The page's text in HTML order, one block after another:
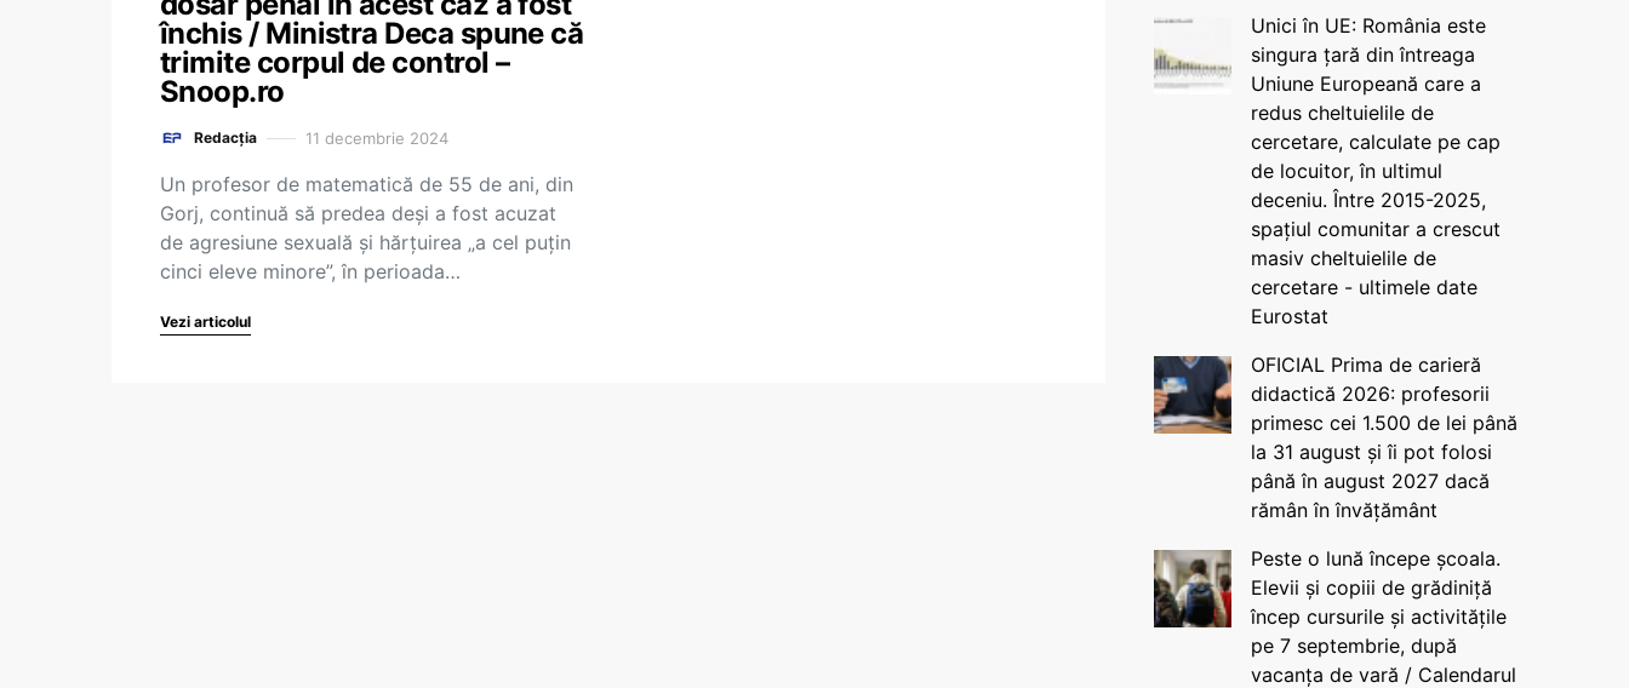
închis / Ministra Deca spune că
trimite corpul de control –
Snoop.ro
Redacția 11 decembrie 2024
Un profesor de matematică de 55 de ani, din
Gorj, continuă să predea deși a fost acuzat
de agresiune sexuală și hărțuirea „a cel puțin
cinci eleve minore”, în perioada…
Vezi articolul
Unici în UE: România este
singura țară din întreaga
Uniune Europeană care a
redus cheltuielile de
cercetare, calculate pe cap
de locuitor, în ultimul
deceniu. Între 2015-2025,
spațiul comunitar a crescut
masiv cheltuielile de
cercetare - ultimele date
Eurostat
OFICIAL Prima de carieră
didactică 2026: profesorii
primesc cei 1.500 de lei până
la 31 august și îi pot folosi
până în august 2027 dacă
rămân în învățământ
Peste o lună începe școala.
Elevii și copiii de grădiniță
încep cursurile și activitățile
pe 7 septembrie, după
vacanța de vară / Calendarul